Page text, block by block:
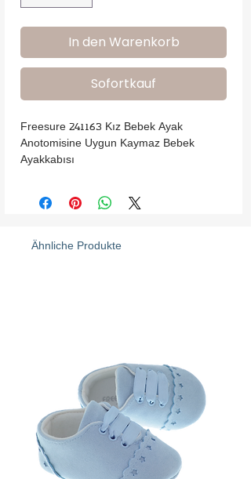
In den Warenkorb
Sofortkauf
Freesure 241163 Kız Bebek Ayak
Anotomisine Uygun Kaymaz Bebek
Ayakkabısı
Ähnliche Produkte